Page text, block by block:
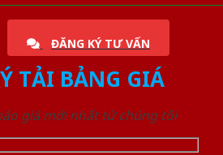
ĐĂNG KÝ TƯ VẤN
TẢI BẢNG GIÁ
giá mới nhất từ chúng tôi